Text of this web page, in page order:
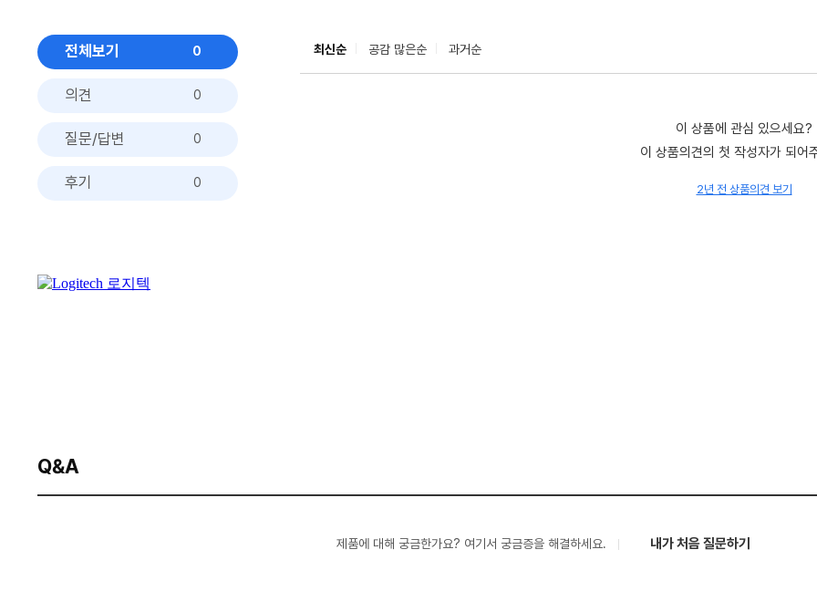
전체보기 0
의견 0
질문/답변 0
후기 0
최신순 공감 많은순 과거순
이 상품에 관심 있으세요?
이 상품의견의 첫 작성자가 되어
2년 전 상품의견 보기
Q&A
제품에 대해 궁금한가요? 여기서 궁금증을 해결하세요. 내가 처음 질문하기